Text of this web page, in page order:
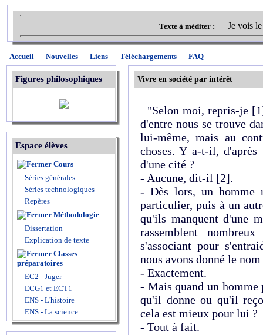
Texte à méditer : Je vois
Accueil Nouvelles Liens Téléchargements FAQ
Figures philosophiques
Espace élèves
Cours
Séries générales
Séries technologiques
Repères
Méthodologie
Dissertation
Explication de texte
Classes
préparatoires
EC2 - Juger
ECG1 et ECT1
ENS - L'histoire
ENS - La science
Vivre en société par intérêt
"Selon moi, repris-je
d'entre nous se trouve
lui-même, mais au
choses. Y a-t-il,
d'une cité ?
- Aucune, dit-il [2].
- Dès lors, un homme
particulier, puis à un
qu'ils manquent d'une
rassemblent
s'associant pour
nous avons donné le
- Exactement.
- Mais quand un homme
qu'il donne ou qu'il
cela est mieux pour lui ?
- Tout à fait.